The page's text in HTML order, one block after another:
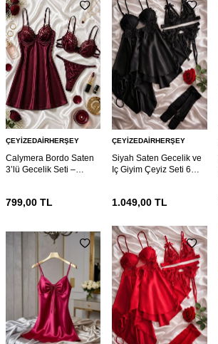
ÇEYIZEDAIRHERŞEY
Calymera Bordo Saten
3’lü Gecelik Seti –
799,00 TL
ÇEYIZEDAIRHERŞEY
Siyah Saten Gecelik ve
Iç Giyim Çeyiz Seti 6
1.049,00 TL